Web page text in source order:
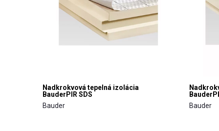
Nadkrokvová tepelná izolácia
BauderPIR SDS
Bauder
Bauder